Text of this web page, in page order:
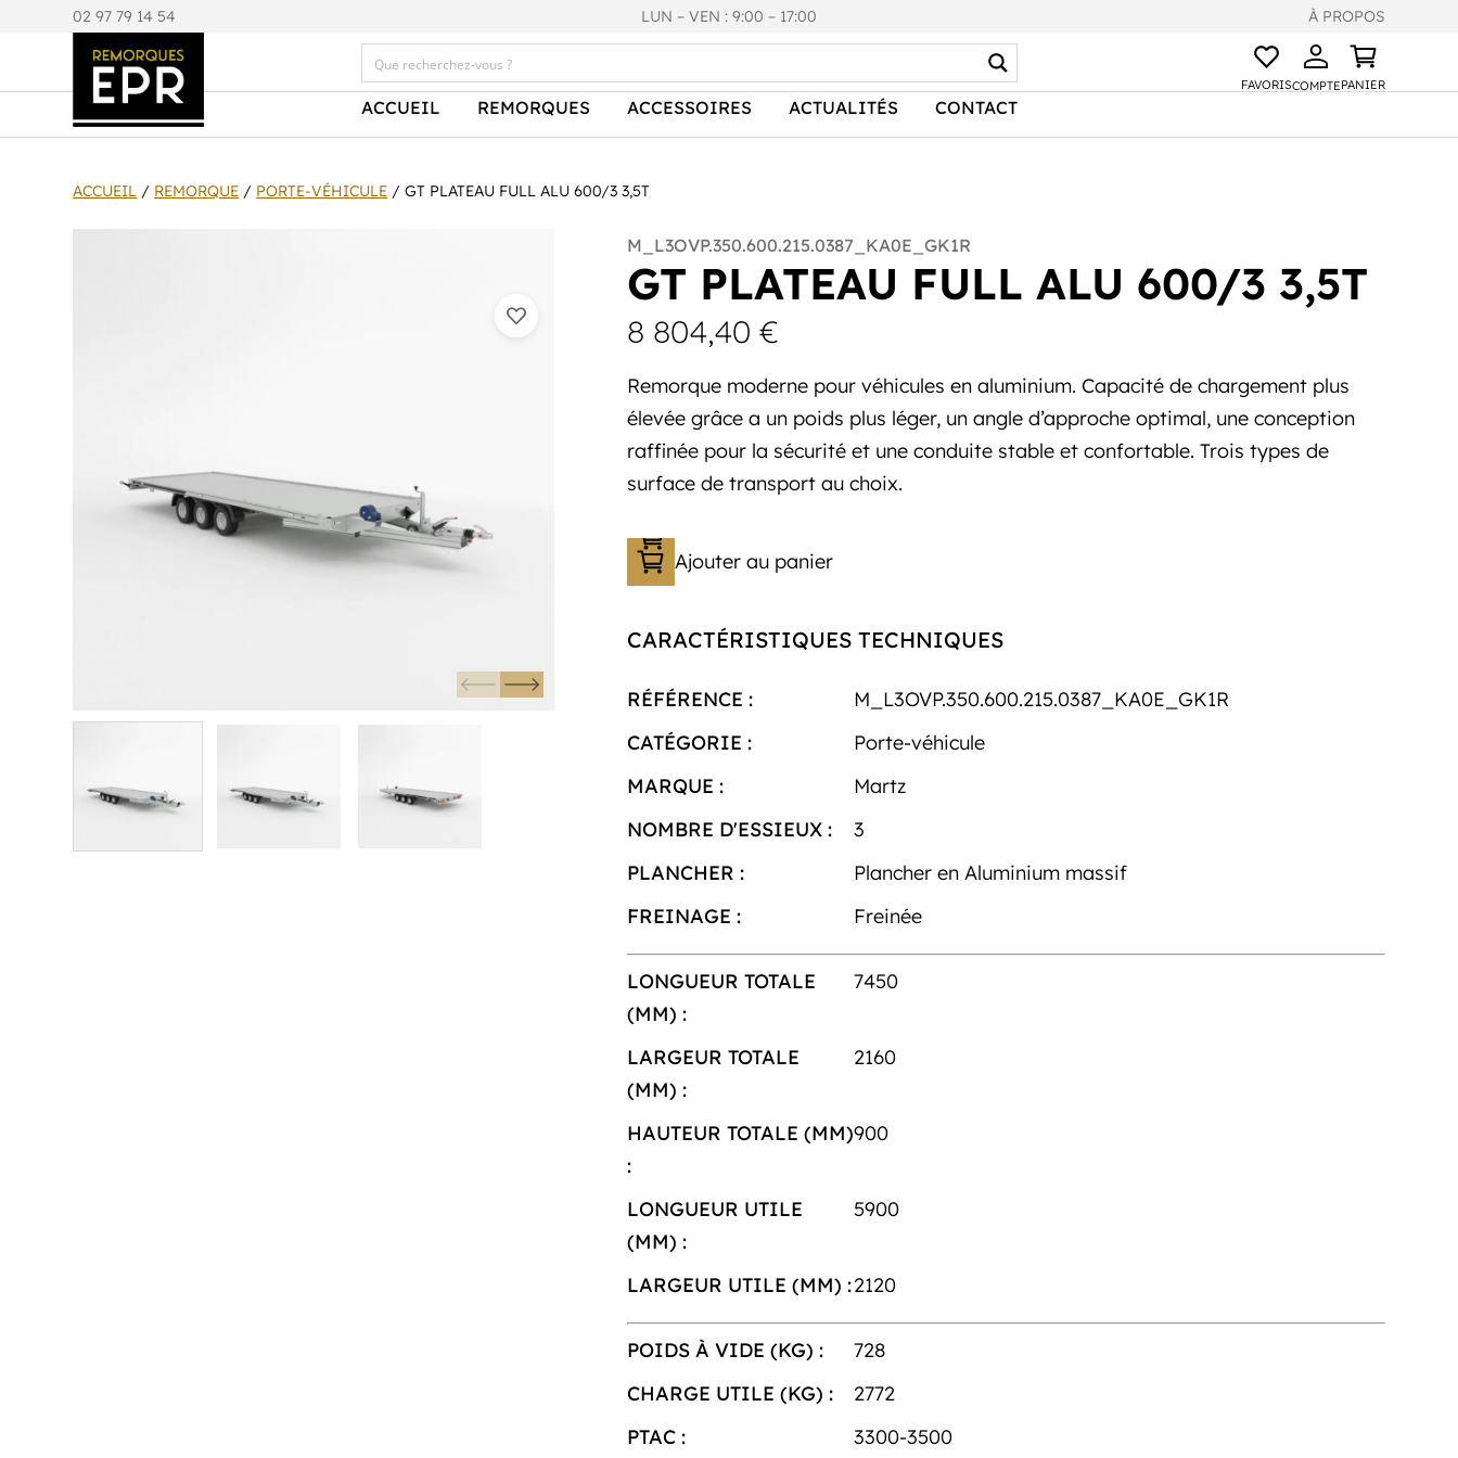
02 97 79 14 54 LUN – VEN : 9:00 – 17:00 À PROPOS
ACCUEIL REMORQUES ACCESSOIRES ACTUALITÉS CONTACT
FAVORISCOMPTEPANIER
ACCUEIL / REMORQUE / PORTE-VÉHICULE / GT PLATEAU FULL ALU 600/3 3,5T
M_L3OVP.350.600.215.0387_KA0E_GK1R
GT PLATEAU FULL ALU 600/3 3,5T
8 804,40 €
Remorque moderne pour véhicules en aluminium. Capacité de chargement plus
élevée grâce a un poids plus léger, un angle d’approche optimal, une conception
raffinée pour la sécurité et une conduite stable et confortable. Trois types de
surface de transport au choix.
Ajouter au panier
CARACTÉRISTIQUES TECHNIQUES
RÉFÉRENCE :
M_L3OVP.350.600.215.0387_KA0E_GK1R
CATÉGORIE :
Porte-véhicule
MARQUE :
Martz
NOMBRE D'ESSIEUX :
3
PLANCHER :
Plancher en Aluminium massif
FREINAGE :
Freinée
LONGUEUR TOTALE
(MM) :
7450
LARGEUR TOTALE
(MM) :
2160
HAUTEUR TOTALE (MM)
:
900
LONGUEUR UTILE
(MM) :
5900
LARGEUR UTILE (MM) :2120
POIDS À VIDE (KG) :
728
CHARGE UTILE (KG) :
2772
PTAC :
3300-3500